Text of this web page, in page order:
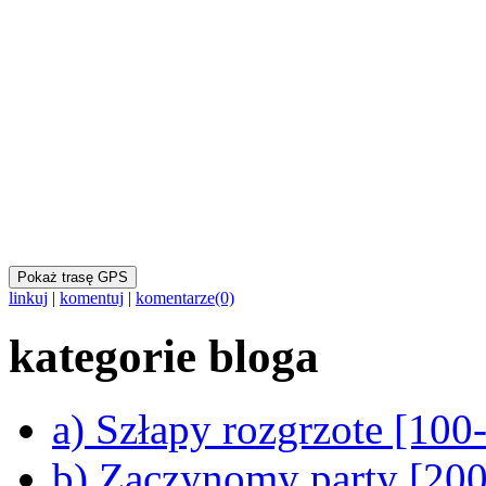
Pokaż trasę GPS
linkuj | komentuj | komentarze(0)
kategorie bloga
a) Szłapy rozgrzote